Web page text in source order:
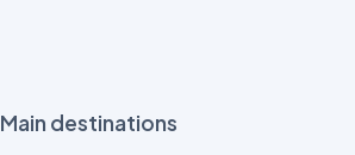
Main destinations